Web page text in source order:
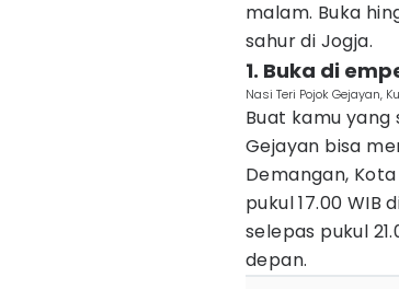
malam. Buka
sahur di Jogja.
1. Buka di
Nasi Teri Pojok Gejayan,
Buat kamu yang
Gejayan bisa
Demangan, Kota
pukul 17.00 WIB
selepas pukul
depan.